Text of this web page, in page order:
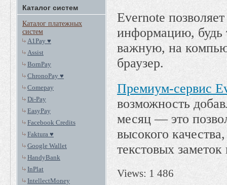
Каталог систем
Каталог платежных
систем
A1Pay ♥
Assist
BornPay
ChronoPay ♥
Comepay
Di-Pay
EasyPay
Facebook Credits
Faktura ♥
Google Wallet
HandyBank
InPlat
IntellectMoney
Evernote
информацию, будь
важную, на
браузер.
Премиум-сервис
возможность
месяц — это
высокого
текстовых
Views: 1 486